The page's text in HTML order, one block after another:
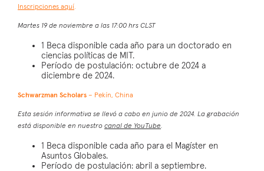
Inscripciones aquí.
Martes 19 de noviembre a las 17:00 hrs CLST
1 Beca disponible cada año para un doctorado en
ciencias políticas de MIT.
Período de postulación: octubre de 2024 a
diciembre de 2024.
Schwarzman Scholars – Pekín, China
Esta sesión informativa se llevó a cabo en junio de 2024. La grabación
está disponible en nuestro canal de YouTube.
1 Beca disponible cada año para el Magíster en
Asuntos Globales.
Período de postulación: abril a septiembre.